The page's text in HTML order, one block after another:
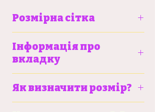
Розмірна сітка
S M
6-9 кг
кг
Інформація про
вкладку
вкладку можна почитатитут
Як визначити розмір?